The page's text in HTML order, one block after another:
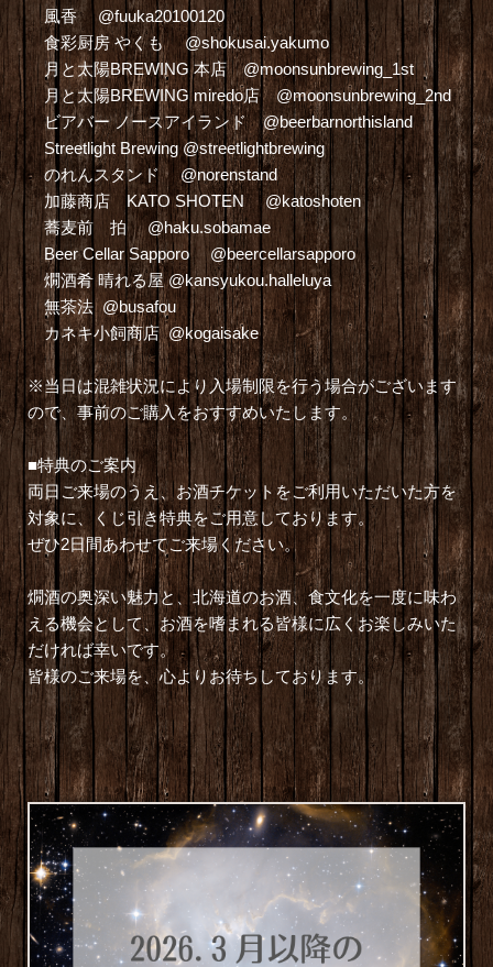
風香 @fuuka20100120
食彩厨房 やくも @shokusai.yakumo
月と太陽BREWING 本店 @moonsunbrewing_1st
月と太陽BREWING miredo店 @moonsunbrewing_2nd
ビアバー ノースアイランド @beerbarnorthisland
Streetlight Brewing @streetlightbrewing
のれんスタンド @norenstand
加藤商店 KATO SHOTEN @katoshoten
蕎麦前 拍 @haku.sobamae
Beer Cellar Sapporo @beercellarsapporo
燗酒肴 晴れる屋 @kansyukou.halleluya
無茶法 @busafou
カネキ小飼商店 @kogaisake
※当日は混雑状況により入場制限を行う場合がございます
ので、事前のご購入をおすすめいたします。
■特典のご案内
両日ご来場のうえ、お酒チケットをご利用いただいた方を
対象に、くじ引き特典をご用意しております。
ぜひ2日間あわせてご来場ください。
燗酒の奥深い魅力と、北海道のお酒、食文化を一度に味わ
える機会として、お酒を嗜まれる皆様に広くお楽しみいた
だければ幸いです。
皆様のご来場を、心よりお待ちしております。